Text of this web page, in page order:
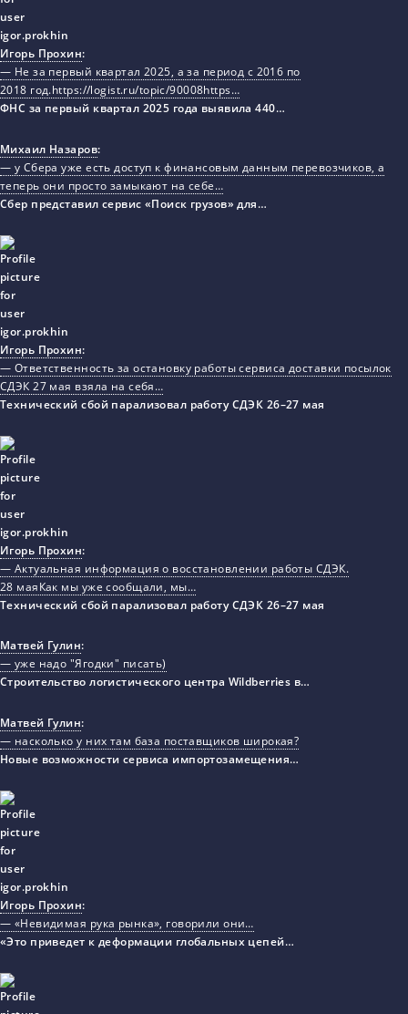
Игорь Прохин:
— Не за первый квартал 2025, а за период с 2016 по
2018 год.https://logist.ru/topic/90008https…
ФНС за первый квартал 2025 года выявила 440…
Михаил Назаров:
— у Сбера уже есть доступ к финансовым данным перевозчиков, а
теперь они просто замыкают на себе…
Сбер представил сервис «Поиск грузов» для…
Игорь Прохин:
— Ответственность за остановку работы сервиса доставки посылок
СДЭК 27 мая взяла на себя…
Технический сбой парализовал работу СДЭК 26–27 мая
Игорь Прохин:
— Актуальная информация о восстановлении работы СДЭК.
28 маяКак мы уже сообщали, мы…
Технический сбой парализовал работу СДЭК 26–27 мая
Матвей Гулин:
— уже надо "Ягодки" писать)
Строительство логистического центра Wildberries в…
Матвей Гулин:
— насколько у них там база поставщиков широкая?
Новые возможности сервиса импортозамещения…
Игорь Прохин:
— «Невидимая рука рынка», говорили они…
«Это приведет к деформации глобальных цепей…